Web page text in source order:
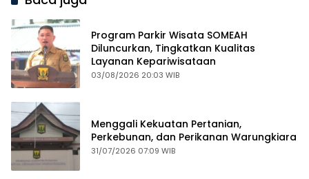
Program Parkir Wisata SOMEAH
Diluncurkan, Tingkatkan Kualitas
Layanan Kepariwisataan
03/08/2026 20:03 WIB
Menggali Kekuatan Pertanian,
Perkebunan, dan Perikanan Warungkiara
31/07/2026 07:09 WIB